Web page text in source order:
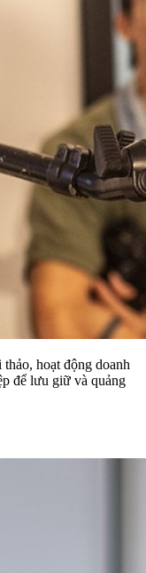
hoạt động doanh
để lưu giữ và quảng